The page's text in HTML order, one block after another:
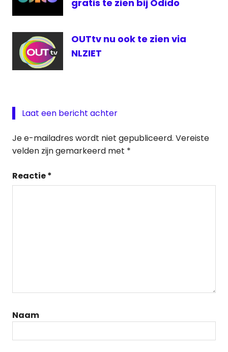
gratis te zien bij Odido
OUTtv nu ook te zien via
NLZIET
Laat een bericht achter
Je e-mailadres wordt niet gepubliceerd. Vereiste
velden zijn gemarkeerd met *
Reactie*
Naam